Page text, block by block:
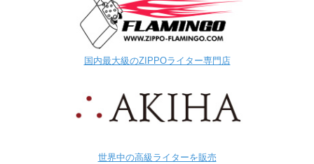
国内最大級のZIPPOライター専門店
世界中の高級ライターを販売